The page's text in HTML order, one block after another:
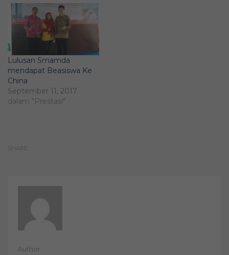
Lulusan Smamda
mendapat Beasiswa Ke
China
September 11, 2017
dalam "Prestasi"
SHARE
Author: